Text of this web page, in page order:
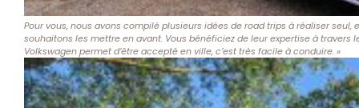
Pour vous, nous avons compilé plusieurs idées de road trips à réaliser
souhaitons les mettre en avant. Vous bénéficiez de leur expertise à travers
Volkswagen permet d’être accepté en ville, c’est très facile à conduire. »